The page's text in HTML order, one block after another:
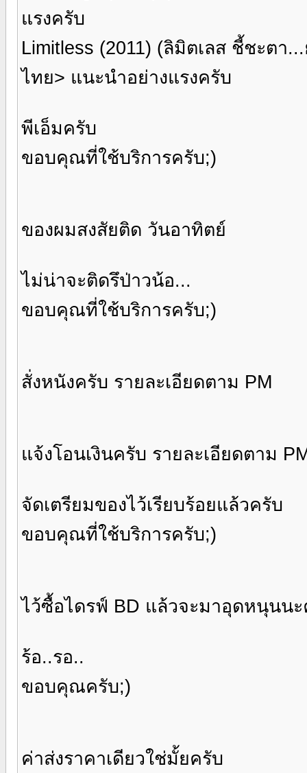
แรงครับ
Limitless (2011) (ลิมิตเลส ชี้ชะตา
ไทย> แนะนำอย่างแรงครับ
พีเอ็มครับ
ขอบคุณที่ใช้บริการครับ;)
ของผมสงสัยติด วันอาทิตย์
ไม่น่าจะติดรึป่าวน้อ...
ขอบคุณที่ใช้บริการครับ;)
สั่งหนังครับ รายละเอียดตาม PM
แจ้งโอนเงินครับ รายละเอียดตาม
จัดเตรียมของไว้เรียบร้อยแล้วครับ
ขอบคุณที่ใช้บริการครับ;)
ไว้ซื้อไดรฟ์ BD แล้วจะมาอุดหนุนนะ
ร้อ..รอ..
ขอบคุณครับ;)
ค่าส่งราคาเดียวใช่มั้ยครับ